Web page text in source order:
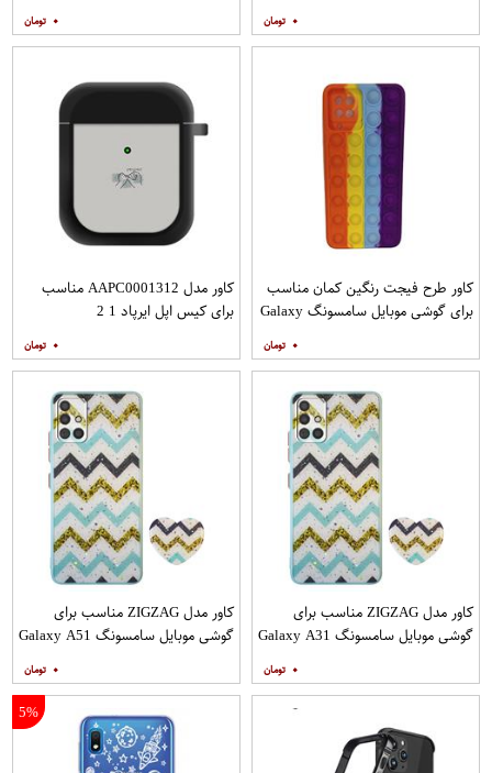
۰ ۰
کاور طرح فیجت رنگین کمان مناسب
برای گوشی موبایل سامسونگ Galaxy
۰
کاور مدل AAPC0001312 مناسب
برای کیس اپل ایرپاد 1 2
۰
کاور مدل ZIGZAG مناسب برای
گوشی موبایل سامسونگ Galaxy A31
۰
کاور مدل ZIGZAG مناسب برای
گوشی موبایل سامسونگ Galaxy A51
۰
5%